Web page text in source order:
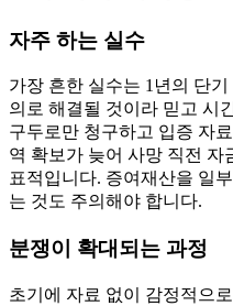
자주 하는 실수
가장 흔한 실수는 1년의 단
의로 해결될 것이라 믿고 시
구두로만 청구하고 입증 자
역 확보가 늦어 사망 직전 자
표적입니다. 증여재산을 일
는 것도 주의해야 합니다.
분쟁이 확대되는 과정
초기에 자료 없이 감정적으